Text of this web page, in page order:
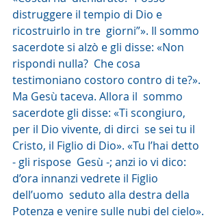
distruggere il tempio di Dio e
ricostruirlo in tre  giorni”». Il sommo
sacerdote si alzò e gli disse: «Non
rispondi nulla?  Che cosa
testimoniano costoro contro di te?».
Ma Gesù taceva. Allora il  sommo
sacerdote gli disse: «Ti scongiuro,
per il Dio vivente, di dirci  se sei tu il
Cristo, il Figlio di Dio». «Tu l’hai detto
- gli rispose  Gesù -; anzi io vi dico:
d’ora innanzi vedrete il Figlio
dell’uomo  seduto alla destra della
Potenza e venire sulle nubi del cielo».